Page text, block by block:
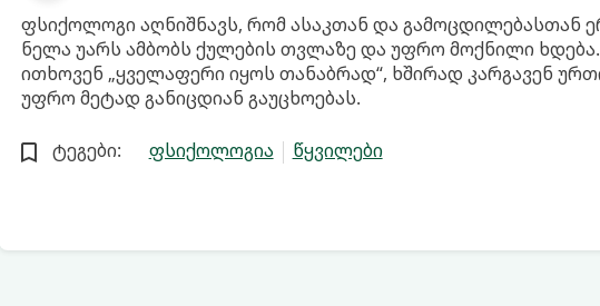
ფსიქოლოგი აღნიშნავს, რომ ასაკთან და გამოცდილებასთან
ნელა უარს ამბობს ქულების თვლაზე და უფრო მოქნილი ხდება.
ითხოვენ „ყველაფერი იყოს თანაბრად“, ხშირად კარგავენ
უფრო მეტად განიცდიან გაუცხოებას.
ტეგები: ფსიქოლოგია წყვილები